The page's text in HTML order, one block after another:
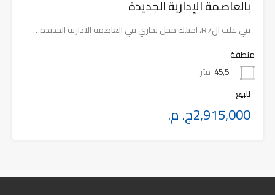
بالعاصمة الإدارية الجديدة
في قلب الR7، امتلك محل تجاري في العاصمة الادارية الجديدة…
منطقة
45,5 متر
للبيع
2,915,000ج. م.